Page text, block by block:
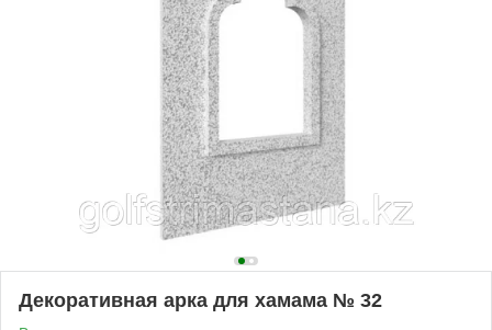
Декоративная арка для хамама № 32